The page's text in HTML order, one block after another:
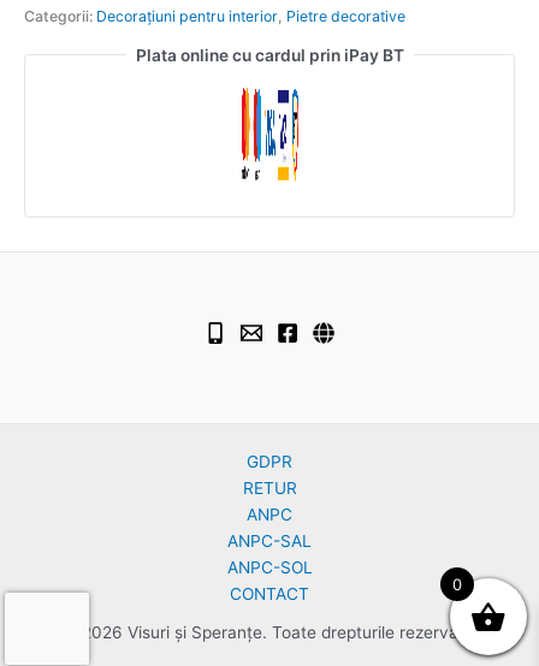
Categorii: Decorațiuni pentru interior Pietre decorative
Plata online cu cardul prin iPay BT
GDPR
RETUR
ANPC
ANPC-SAL
ANPC-SOL
CONTACT
© 2026 Visuri și Speranțe. Toate drepturile rezervate.
0